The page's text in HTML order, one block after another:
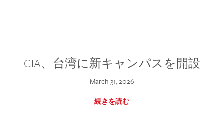
GIA、台湾に新キャンパスを開設
March 31, 2026
続きを読む